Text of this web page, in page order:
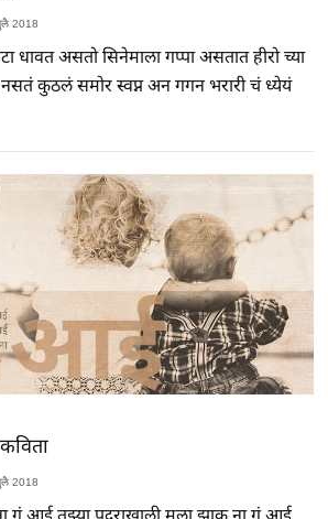
2018
धावत असतो सिनेमाला गप्पा असतात हीरो च्या
नसतं कुठलं समोर स्वप्न अन गगन भरारी चं ध्येयं
2018
आई तुझ्या पदराखाली मला झाक ना गं आई